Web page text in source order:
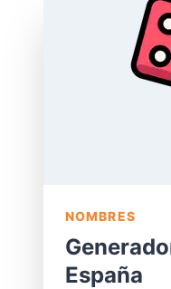
NOMBRES
España